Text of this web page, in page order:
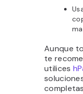
Aunque
te
utilices